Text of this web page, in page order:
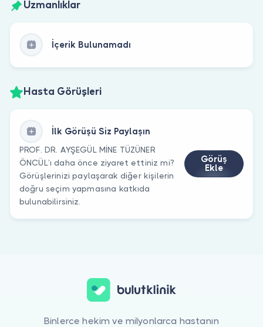
Uzmanlıklar
İçerik Bulunamadı
Hasta Görüşleri
İlk Görüşü Siz Paylaşın
PROF. DR. AYŞEGÜL MİNE TÜZÜNER
ÖNCÜL’ı daha önce ziyaret ettiniz mi?
Görüşlerinizi paylaşarak diğer kişilerin
doğru seçim yapmasına katkıda
bulunabilirsiniz.
Görüş
Ekle
Binlerce hekim ve milyonlarca hastanın